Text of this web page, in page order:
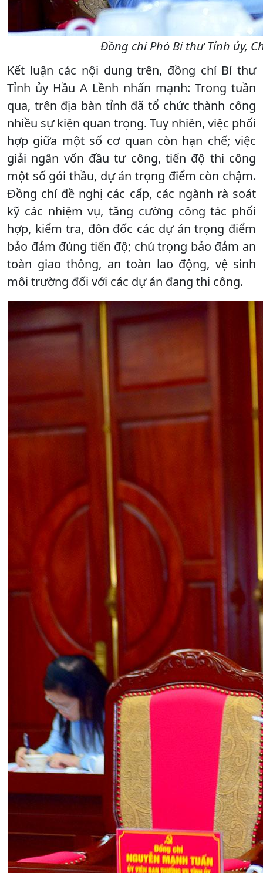
Đồng chí Phó Bí thư Tỉnh ủy,
Kết luận các nội dung trên, đồng chí Bí thư
Tỉnh ủy Hầu A Lềnh nhấn mạnh: Trong tuần
qua, trên địa bàn tỉnh đã tổ chức thành công
nhiều sự kiện quan trọng. Tuy nhiên, việc phối
hợp giữa một số cơ quan còn hạn chế; việc
giải ngân vốn đầu tư công, tiến độ thi công
một số gói thầu, dự án trọng điểm còn chậm.
Đồng chí đề nghị các cấp, các ngành rà soát
kỹ các nhiệm vụ, tăng cường công tác phối
hợp, kiểm tra, đôn đốc các dự án trọng điểm
bảo đảm đúng tiến độ; chú trọng bảo đảm an
toàn giao thông, an toàn lao động, vệ sinh
môi trường đối với các dự án đang thi công.